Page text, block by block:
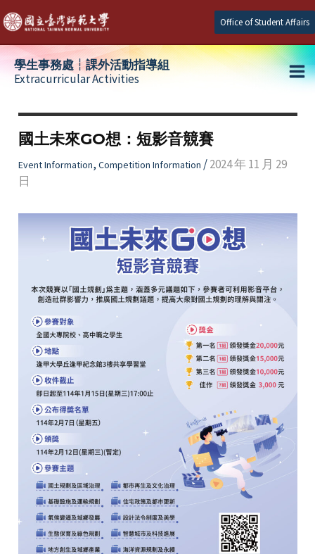
Skip
to
content
Office of Student Affairs
學生事務處┆課外活動指導組
Extracurricular Activities
國土未來GO想：短影音競賽
Event Information, Competition Information /2024 年 11 月 29
日